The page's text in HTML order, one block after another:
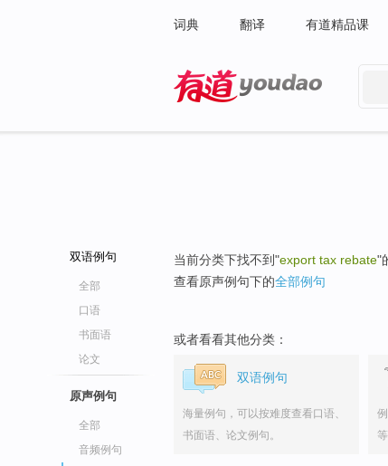
词典 翻译 有道精品课
双语例句
全部
口语
书面语
论文
原声例句
全部
音频例句
当前分类下找不到"export tax rebate"
查看原声例句下的全部例句
或者看看其他分类：
双语例句
海量例句，可以按难度查看口语、
书面语、论文例句。